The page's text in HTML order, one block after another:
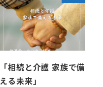
「相続と介護 家族で備
える未来」